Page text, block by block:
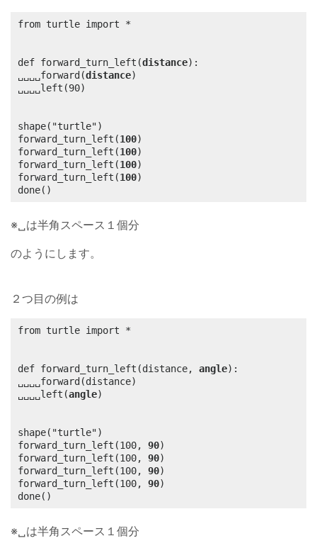
from turtle import *
def forward_turn_left(distance):
␣␣␣␣forward(distance)
␣␣␣␣left(90)
shape("turtle")
forward_turn_left(100)
forward_turn_left(100)
forward_turn_left(100)
forward_turn_left(100)
done()
※␣は半角スペース１個分
のようにします。
２つ目の例は
from turtle import *
def forward_turn_left(distance, angle):
␣␣␣␣forward(distance)
␣␣␣␣left(angle)
shape("turtle")
forward_turn_left(100, 90)
forward_turn_left(100, 90)
forward_turn_left(100, 90)
forward_turn_left(100, 90)
done()
※␣は半角スペース１個分